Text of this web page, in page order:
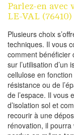
Parlez-en avec
LE-VAL (76410)
Plusieurs choix
techniques. Il vous
comment bénéficier
sur l’utilisation
cellulose en
résistance ou de
de l’espace. Il vous
d’isolation sol et
recourir à une
rénovation, il pourra